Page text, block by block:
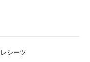
シーツ